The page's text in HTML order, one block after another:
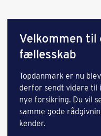
Velkommen
fællesskab
Topdanmark er nu
derfor sendt videre til
nye forsikring. Du vil
samme gode
kender.